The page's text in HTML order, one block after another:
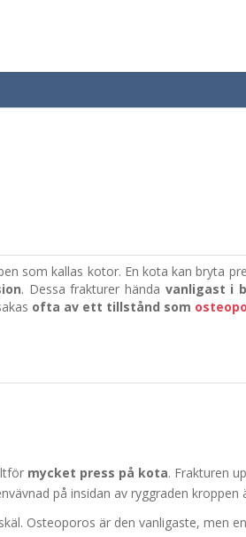
som kallas kotor. En kota kan bryta
. Dessa frakturer hända vanligast i
ofta av ett tillstånd som
mycket press på kota. Frakturen
på insidan av ryggraden
Osteoporos är den vanligaste, men